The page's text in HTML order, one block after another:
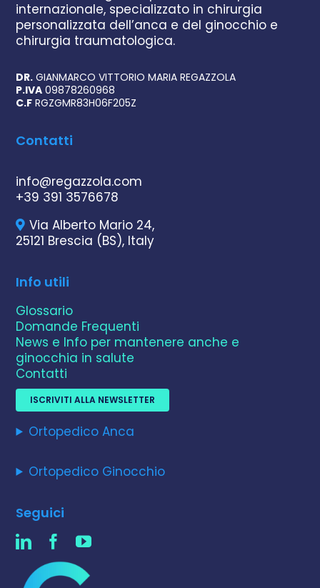
internazionale, specializzato in chirurgia
personalizzata dell’anca e del ginocchio e
chirurgia traumatologica.
DR. GIANMARCO VITTORIO MARIA REGAZZOLA
P.IVA 09878260968
C.F RGZGMR83H06F205Z
Contatti
info@regazzola.com
+39 391 3576678
Via Alberto Mario 24,
25121 Brescia (BS), Italy
Info utili
Glossario
Domande Frequenti
News e Info per mantenere anche e
ginocchia in salute
Contatti
ISCRIVITI ALLA NEWSLETTER
Ortopedico Anca
Ortopedico Ginocchio
Seguici